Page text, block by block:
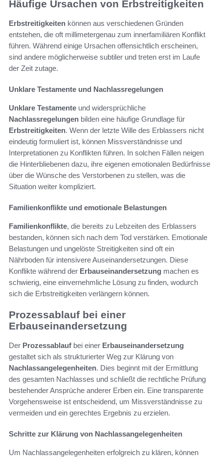
Häufige Ursachen von Erbstreitigkeiten
Erbstreitigkeiten können aus verschiedenen Gründen
entstehen, die oft millimetergenau zum innerfamiliären Konflikt
führen. Während einige Ursachen offensichtlich erscheinen,
sind andere möglicherweise subtiler und treten erst im Laufe
der Zeit zutage.
Unklare Testamente und Nachlassregelungen
Unklare Testamente und widersprüchliche
Nachlassregelungen bilden eine häufige Grundlage für
Erbstreitigkeiten. Wenn der letzte Wille des Erblassers nicht
eindeutig formuliert ist, können Missverständnisse und
Interpretationen zu Konflikten führen. In solchen Fällen neigen
die Hinterbliebenen dazu, ihre eigenen emotionalen Bedürfnisse
über die Wünsche des Verstorbenen zu stellen, was die
Situation weiter kompliziert.
Familienkonflikte und emotionale Belastungen
Familienkonflikte, die bereits zu Lebzeiten des Erblassers
bestanden, können sich nach dem Tod verstärken. Emotionale
Belastungen und ungelöste Streitigkeiten sind oft ein
Nährboden für intensivere Auseinandersetzungen. Diese
Konflikte während der Erbauseinandersetzung machen es
schwierig, eine einvernehmliche Lösung zu finden, wodurch
sich die Erbstreitigkeiten verlängern können.
Prozessablauf bei einer
Erbauseinandersetzung
Der Prozessablauf bei einer Erbauseinandersetzung
gestaltet sich als strukturierter Weg zur Klärung von
Nachlassangelegenheiten. Dies beginnt mit der Ermittlung
des gesamten Nachlasses und schließt die rechtliche Prüfung
bestehender Ansprüche anderer Erben ein. Eine transparente
Vorgehensweise ist entscheidend, um Missverständnisse zu
vermeiden und ein gerechtes Ergebnis zu erzielen.
Schritte zur Klärung von Nachlassangelegenheiten
Um Nachlassangelegenheiten erfolgreich zu klären, können